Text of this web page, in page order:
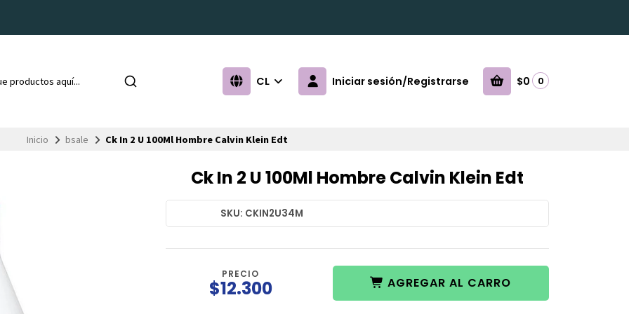
CL Iniciar sesión/Registrarse $0 0
Inicio bsale Ck In 2 U 100Ml Hombre Calvin Klein Edt
Ck In 2 U 100Ml Hombre Calvin Klein Edt
SKU: CKIN2U34M
PRECIO
$12.300 AGREGAR AL CARRO